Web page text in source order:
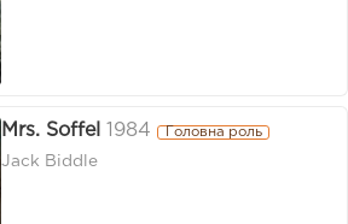
Mrs. Soffel 1984 Головна роль
Jack Biddle